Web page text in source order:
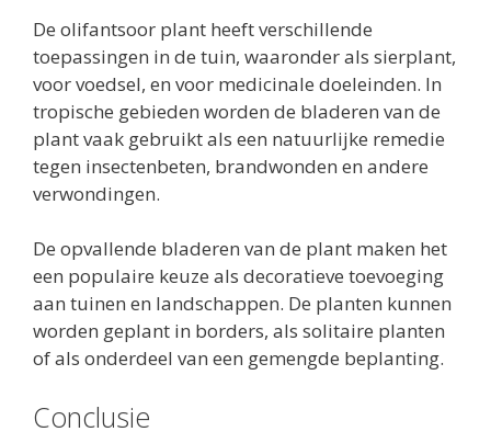
De olifantsoor plant heeft verschillende
toepassingen in de tuin, waaronder als sierplant,
voor voedsel, en voor medicinale doeleinden. In
tropische gebieden worden de bladeren van de
plant vaak gebruikt als een natuurlijke remedie
tegen insectenbeten, brandwonden en andere
verwondingen.
De opvallende bladeren van de plant maken het
een populaire keuze als decoratieve toevoeging
aan tuinen en landschappen. De planten kunnen
worden geplant in borders, als solitaire planten
of als onderdeel van een gemengde beplanting.
Conclusie